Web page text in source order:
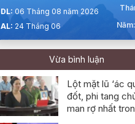
DL: 06 Tháng 08 năm 2026
AL: 24 Tháng 06
Năm:
Vừa bình luận
Lột mặt lũ ‘ác
đốt, phi tang
man rợ nhất